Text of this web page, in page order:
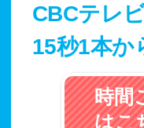
CBCテレ
15秒1本か
時間
はこ